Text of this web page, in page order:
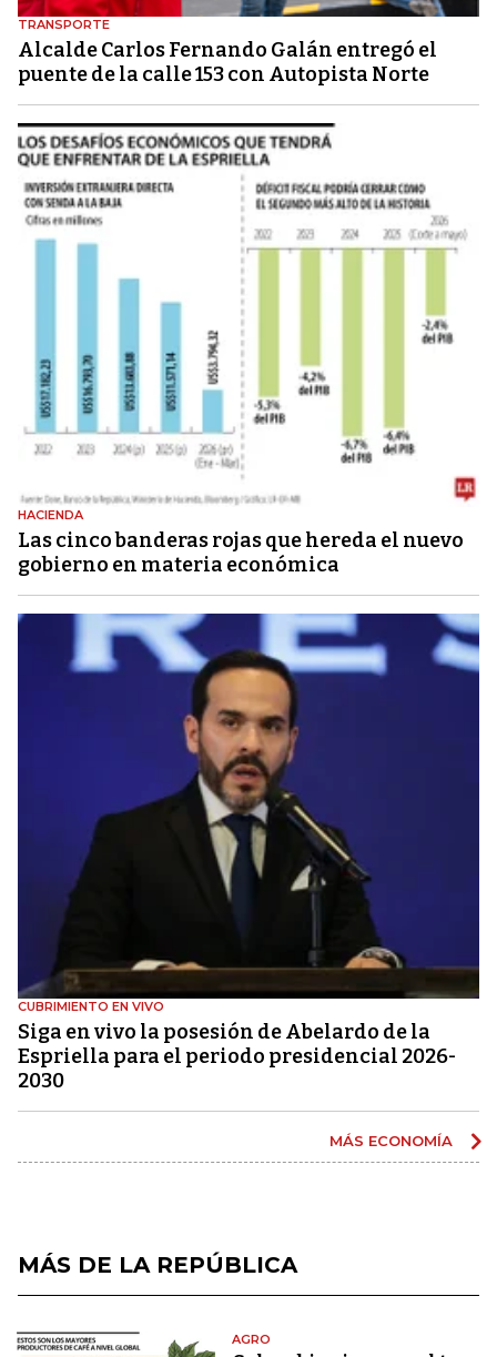
TRANSPORTE
Alcalde Carlos Fernando Galán entregó el
puente de la calle 153 con Autopista Norte
HACIENDA
Las cinco banderas rojas que hereda el nuevo
gobierno en materia económica
CUBRIMIENTO EN VIVO
Siga en vivo la posesión de Abelardo de la
Espriella para el periodo presidencial 2026-
2030
MÁS ECONOMÍA
MÁS DE LA REPÚBLICA
AGRO